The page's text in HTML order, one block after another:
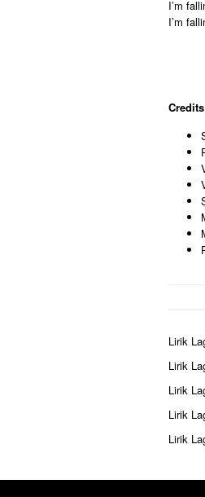
I’m
I’m
Credits
Lirik
Lirik
Lirik
Lirik
Lirik